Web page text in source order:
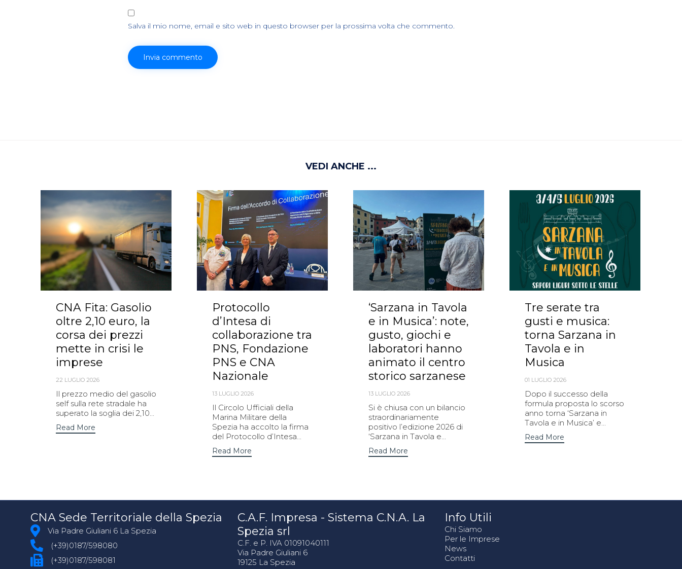
Salva il mio nome, email e sito web in questo browser per la prossima volta che commento.
VEDI ANCHE ...
CNA Fita: Gasolio
oltre 2,10 euro, la
corsa dei prezzi
mette in crisi le
imprese
22 LUGLIO 2026
Il prezzo medio del gasolio
self sulla rete stradale ha
superato la soglia dei 2,10...
Read More
Protocollo
d’Intesa di
collaborazione tra
PNS, Fondazione
PNS e CNA
Nazionale
13 LUGLIO 2026
Il Circolo Ufficiali della
Marina Militare della
Spezia ha accolto la firma
del Protocollo d’Intesa...
Read More
‘Sarzana in Tavola
e in Musica’: note,
gusto, giochi e
laboratori hanno
animato il centro
storico sarzanese
13 LUGLIO 2026
Si è chiusa con un bilancio
straordinariamente
positivo l’edizione 2026 di
‘Sarzana in Tavola e...
Read More
Tre serate tra
gusti e musica:
torna Sarzana in
Tavola e in
Musica
01 LUGLIO 2026
Dopo il successo della
formula proposta lo scorso
anno torna ‘Sarzana in
Tavola e in Musica’ e...
Read More
CNA Sede Territoriale della Spezia
Via Padre Giuliani 6 La Spezia
(+39)0187/598080
(+39)0187/598081
C.A.F. Impresa - Sistema C.N.A. La
Spezia srl
C.F. e P. IVA 01091040111
Via Padre Giuliani 6
19125 La Spezia
Info Utili
Chi Siamo
Per le Imprese
News
Contatti